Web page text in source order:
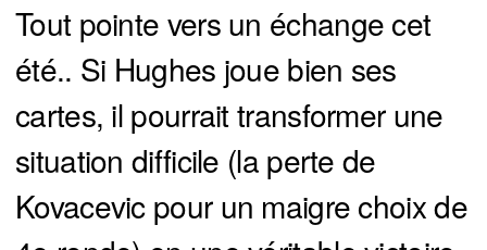
Tout pointe vers un échange cet
été.. Si Hughes joue bien ses
cartes, il pourrait transformer une
situation difficile (la perte de
Kovacevic pour un maigre choix de